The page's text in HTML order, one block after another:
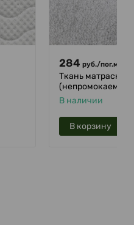
284 руб./пог.м
Ткань матрасная
(непромокаемая)
В наличии
В корзину